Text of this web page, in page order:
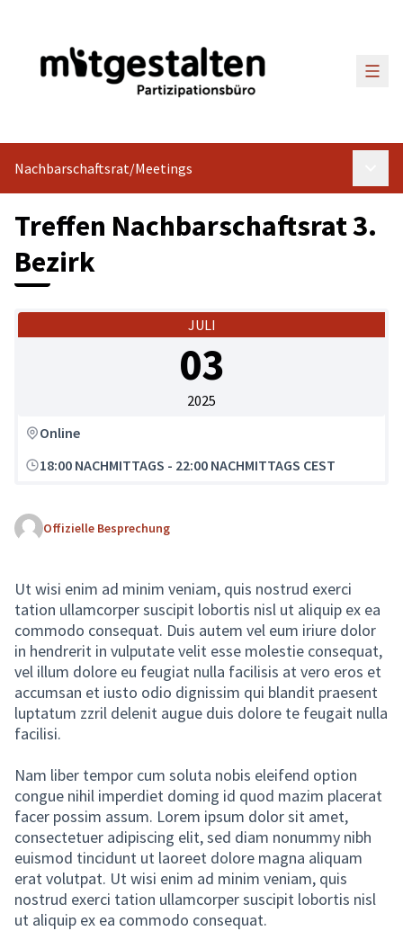
Nachbarschaftsrat/Meetings
Treffen Nachbarschaftsrat 3.
Bezirk
JULI
03
2025
Online
18:00 NACHMITTAGS - 22:00 NACHMITTAGS CEST
Offizielle Besprechung
Ut wisi enim ad minim veniam, quis nostrud exerci
tation ullamcorper suscipit lobortis nisl ut aliquip ex ea
commodo consequat. Duis autem vel eum iriure dolor
in hendrerit in vulputate velit esse molestie consequat,
vel illum dolore eu feugiat nulla facilisis at vero eros et
accumsan et iusto odio dignissim qui blandit praesent
luptatum zzril delenit augue duis dolore te feugait nulla
facilisi.
Nam liber tempor cum soluta nobis eleifend option
congue nihil imperdiet doming id quod mazim placerat
facer possim assum. Lorem ipsum dolor sit amet,
consectetuer adipiscing elit, sed diam nonummy nibh
euismod tincidunt ut laoreet dolore magna aliquam
erat volutpat. Ut wisi enim ad minim veniam, quis
nostrud exerci tation ullamcorper suscipit lobortis nisl
ut aliquip ex ea commodo consequat.